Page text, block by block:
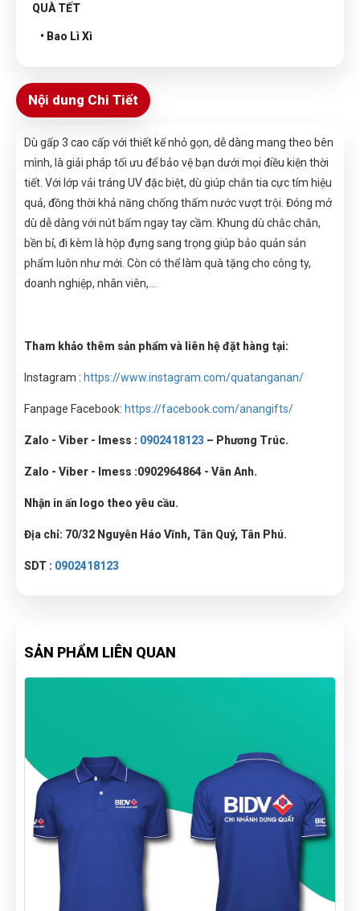
QUÀ TẾT
• Bao Lì Xì
Nội dung Chi Tiết
Dù gấp 3 cao cấp với thiết kế nhỏ gọn, dễ dàng mang theo bên
mình, là giải pháp tối ưu để bảo vệ bạn dưới mọi điều kiện thời
tiết. Với lớp vải tráng UV đặc biệt, dù giúp chắn tia cực tím hiệu
quả, đồng thời khả năng chống thấm nước vượt trội. Đóng mở
dù dễ dàng với nút bấm ngay tay cầm. Khung dù chắc chắn,
bền bỉ, đi kèm là hộp đựng sang trọng giúp bảo quản sản
phẩm luôn như mới. Còn có thể làm quà tặng cho công ty,
doanh nghiệp, nhân viên,...
Tham khảo thêm sản phẩm và liên hệ đặt hàng tại:
Instagram : https://www.instagram.com/quatanganan/
Fanpage Facebook: https://facebook.com/anangifts/
Zalo - Viber - Imess : 0902418123 – Phương Trúc.
Zalo - Viber - Imess :0902964864 - Vân Anh.
Nhận in ấn logo theo yêu cầu.
Địa chỉ: 70/32 Nguyễn Háo Vĩnh, Tân Quý, Tân Phú.
SDT : 0902418123
SẢN PHẨM LIÊN QUAN